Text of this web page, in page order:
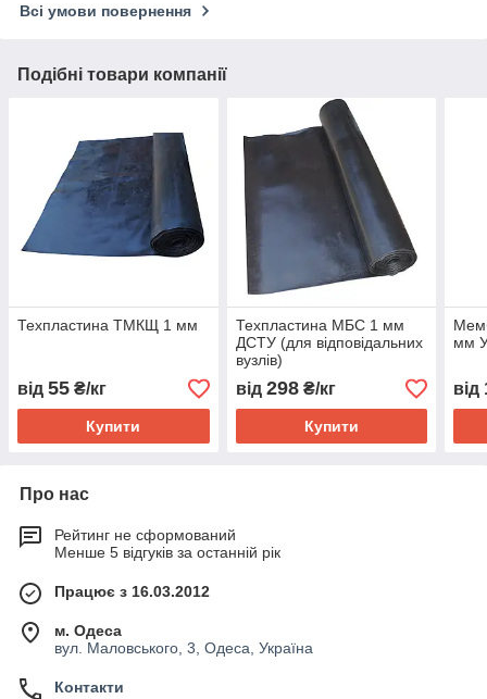
Всі умови повернення
Подібні товари компанії
Техпластина ТМКЩ 1 мм
від 55 ₴/кг
Купити
Техпластина МБС 1 мм
ДСТУ (для відповідальних
вузлів)
від 298₴/кг
Купити
мм
від
Про нас
Рейтинг не сформований
Менше 5 відгуків за останній рік
Працює з 16.03.2012
м. Одеса
вул. Маловського, 3, Одеса, Україна
Контакти